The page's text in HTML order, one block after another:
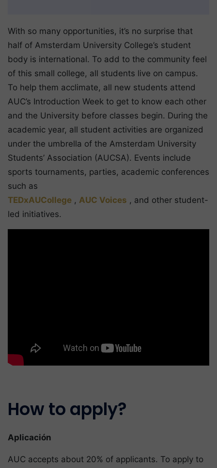
With so many opportunities, it’s no surprise that
half of Amsterdam University College’s student
body is international. To add to the community feel
of this small college, all students live on campus.
To help them acclimate, all new students attend
AUC’s Introduction Week to get to know each other
and the University before classes begin. During the
academic year, all student activities are organized
under the umbrella of the Amsterdam University
Students’ Association (AUCSA). Events include
sports tournaments, parties, academic conferences
such as
TEDxAUCollege , AUC Voices , and other student-
led initiatives.
How to apply?
Aplicación
AUC accepts about 20% of applicants. To apply to